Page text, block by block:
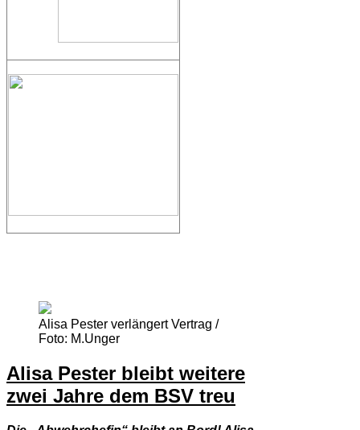
Alisa Pester verlängert Vertrag /
Foto: M.Unger
Alisa Pester bleibt weitere
zwei Jahre dem BSV treu